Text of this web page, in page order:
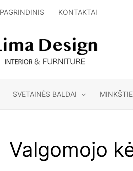
PAGRINDINIS KONTAKTAI
SVETAINĖS BALDAI
Valgomojo